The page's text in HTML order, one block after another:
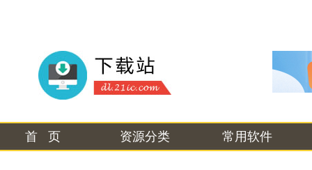
首 页 资源分类 常用软件